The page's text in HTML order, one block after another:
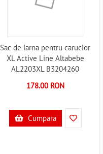
Sac de iarna pentru carucior
XL Active Line Altabebe
AL2203XL B3204260
178.00 RON
Cumpara